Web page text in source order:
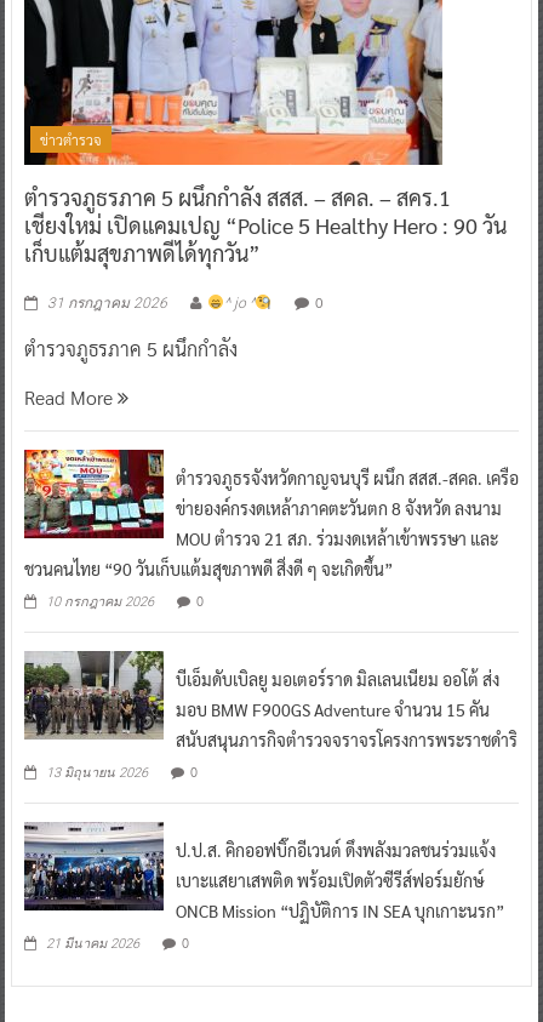
ข่าวตำรวจ
ตำรวจภูธรภาค 5 ผนึกกำลัง สสส. – สคล. – สคร.1
เชียงใหม่ เปิดแคมเปญ “Police 5 Healthy Hero : 90 วัน
เก็บแต้มสุขภาพดีได้ทุกวัน”
31 กรกฎาคม 2026 ^ jo ^ 0
ตำรวจภูธรภาค 5 ผนึกกำลัง
Read More
ตำรวจภูธรจังหวัดกาญจนบุรี ผนึก สสส.-สคล. เครือ
ข่ายองค์กรงดเหล้าภาคตะวันตก 8 จังหวัด ลงนาม
MOU ตำรวจ 21 สภ. ร่วมงดเหล้าเข้าพรรษา และ
ชวนคนไทย “90 วันเก็บแต้มสุขภาพดี สิ่งดี ๆ จะเกิดขึ้น”
10 กรกฎาคม 2026 0
บีเอ็มดับเบิลยู มอเตอร์ราด มิลเลนเนียม ออโต้ ส่ง
มอบ BMW F900GS Adventure จำนวน 15 คัน
สนับสนุนภารกิจตำรวจจราจรโครงการพระราชดำริ
13 มิถุนายน 2026 0
ป.ป.ส. คิกออฟบิ๊กอีเวนต์ ดึงพลังมวลชนร่วมแจ้ง
เบาะแสยาเสพติด พร้อมเปิดตัวซีรีส์ฟอร์มยักษ์
ONCB Mission “ปฏิบัติการ IN SEA บุกเกาะนรก”
21 มีนาคม 2026 0